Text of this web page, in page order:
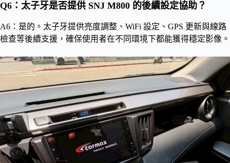
Q6：太子牙是否提供 SNJ M800 的後續設定協助？
A6：是的。太子牙提供亮度調整、WiFi 設定、GPS 更新與線路
檢查等後續支援，確保使用者在不同環境下都能獲得穩定影像。